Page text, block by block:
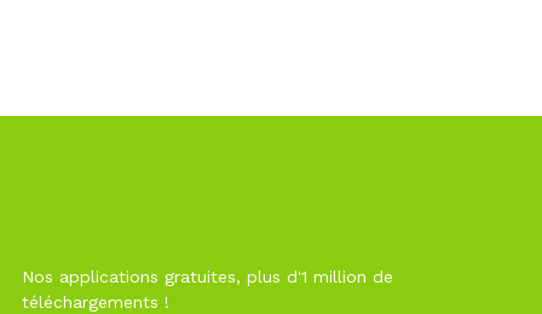
Nos applications gratuites, plus d'1 million de
téléchargements !